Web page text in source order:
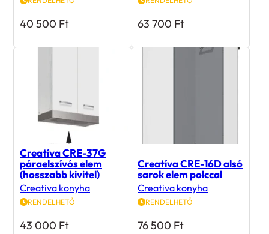
40 500 Ft 63 700 Ft
Creatíva CRE-37G
páraelszívós elem
(hosszabb kivitel)
Creativa konyha
RENDELHETŐ
43 000 Ft
Creatíva CRE-16D alsó
sarok elem polccal
Creativa konyha
RENDELHETŐ
76 500 Ft